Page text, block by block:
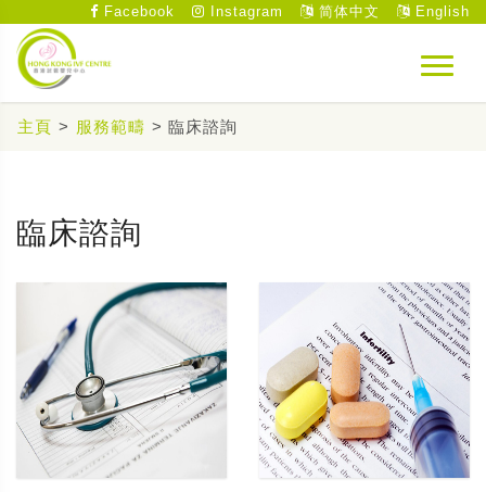
Facebook Instagram 简体中文 English
主頁 > 服務範疇 > 臨床諮詢
臨床諮詢